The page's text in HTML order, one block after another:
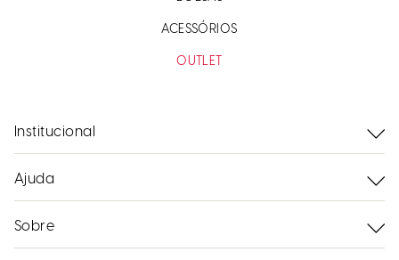
ACESSÓRIOS
OUTLET
Institucional
Ajuda
Sobre